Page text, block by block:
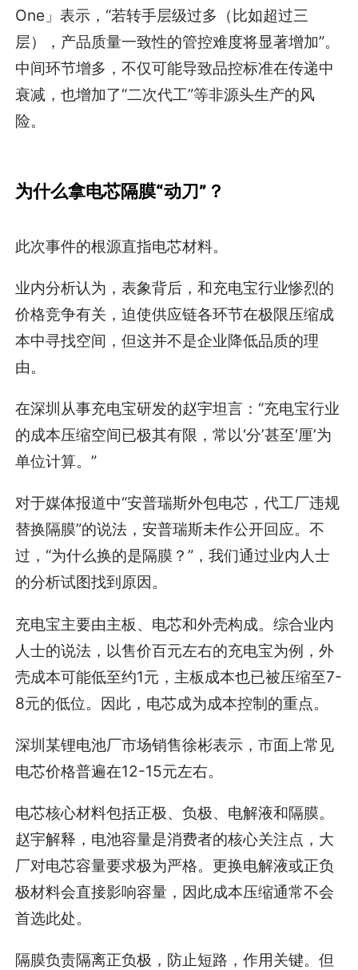
One」表示，“若转手层级过多（比如超过三
层），产品质量一致性的管控难度将显著增加”。
中间环节增多，不仅可能导致品控标准在传递中
衰减，也增加了“二次代工”等非源头生产的风
险。
为什么拿电芯隔膜“动刀”？
此次事件的根源直指电芯材料。
业内分析认为，表象背后，和充电宝行业惨烈的
价格竞争有关，迫使供应链各环节在极限压缩成
本中寻找空间，但这并不是企业降低品质的理
由。
在深圳从事充电宝研发的赵宇坦言：“充电宝行业
的成本压缩空间已极其有限，常以‘分’甚至‘厘’为
单位计算。”
对于媒体报道中“安普瑞斯外包电芯，代工厂违规
替换隔膜”的说法，安普瑞斯未作公开回应。不
过，“为什么换的是隔膜？”，我们通过业内人士
的分析试图找到原因。
充电宝主要由主板、电芯和外壳构成。综合业内
人士的说法，以售价百元左右的充电宝为例，外
壳成本可能低至约1元，主板成本也已被压缩至7-
8元的低位。因此，电芯成为成本控制的重点。
深圳某锂电池厂市场销售徐彬表示，市面上常见
电芯价格普遍在12-15元左右。
电芯核心材料包括正极、负极、电解液和隔膜。
赵宇解释，电池容量是消费者的核心关注点，大
厂对电芯容量要求极为严格。更换电解液或正负
极材料会直接影响容量，因此成本压缩通常不会
首选此处。
隔膜负责隔离正负极，防止短路，作用关键。但